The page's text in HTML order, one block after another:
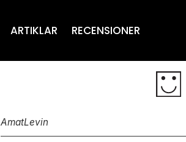
ARTIKLAR RECENSIONER
AmatLevin